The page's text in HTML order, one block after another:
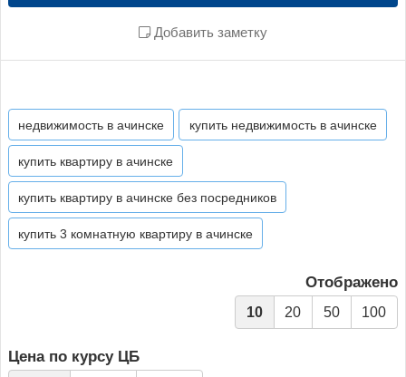
Добавить заметку
недвижимость в ачинске купить недвижимость в ачинске
купить квартиру в ачинске
купить квартиру в ачинске без посредников
купить 3 комнатную квартиру в ачинске
Отображено
10 20 50 100
Цена по курсу ЦБ